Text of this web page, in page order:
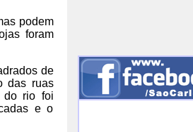
podem
foram
de
das ruas
do rio foi
e o